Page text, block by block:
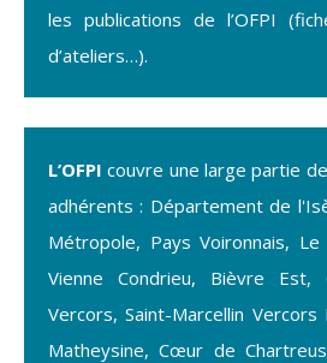
les publications de l’OFPI
d’ateliers…).
L’OFPI couvre une large partie
adhérents : Département de
Métropole, Pays Voironnais, Le
Vienne Condrieu, Bièvre Est,
Vercors, Saint-Marcellin Vercors
Matheysine, Cœur de